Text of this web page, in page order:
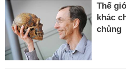
Thế
khác
chủng